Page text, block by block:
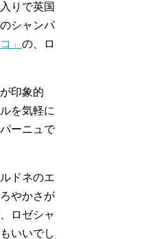
りで英国
シャンパ
」 の、ロ
印象的
を気軽に
ーニュで
ドネのエ
やかさが
ロゼシャ
いいでし